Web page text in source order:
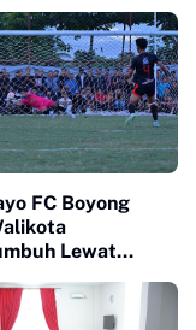
FC Boyong
Lewat